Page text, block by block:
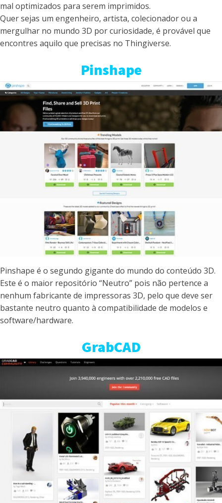
mal optimizados para serem imprimidos.
Quer sejas um engenheiro, artista, colecionador ou a
mergulhar no mundo 3D por curiosidade, é provável que
encontres aquilo que precisas no Thingiverse.
Pinshape
Pinshape é o segundo gigante do mundo do conteúdo 3D.
Este é o maior repositório “Neutro” pois não pertence a
nenhum fabricante de impressoras 3D, pelo que deve ser
bastante neutro quanto à compatibilidade de modelos e
software/hardware.
GrabCAD